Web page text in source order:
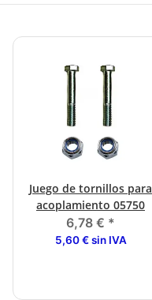
Juego de tornillos para
acoplamiento 05750
6,78 € *
5,60 € sin IVA